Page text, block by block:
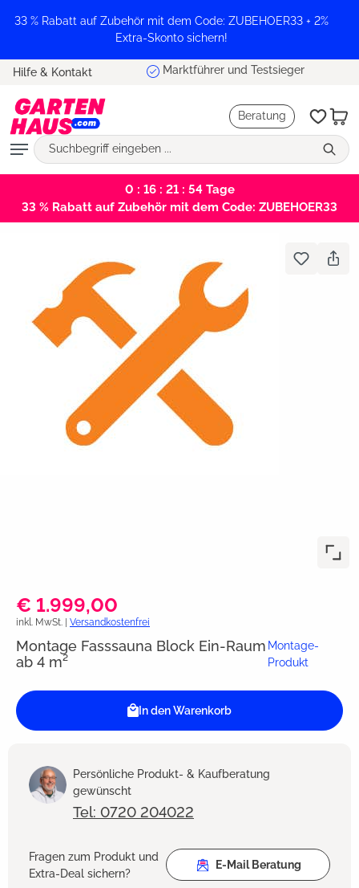
springen
33 % Rabatt auf Zubehör mit dem Code: ZUBEHOER33 + 2%
Extra-Skonto sichern!
Hilfe & Kontakt Marktführer und Testsieger
Beratung
0 : 16 : 21 : 54Tage
33 % Rabatt auf Zubehör mit dem Code: ZUBEHOER33
€ 1.999,00
inkl. MwSt. | Versandkostenfrei
Montage Fasssauna Block Ein-Raum
ab 4 m²
Montage-
Produkt
In den Warenkorb
Persönliche Produkt- & Kaufberatung
gewünscht
Tel: 0720 204022
Fragen zum Produkt und
Extra-Deal sichern?
E-Mail Beratung